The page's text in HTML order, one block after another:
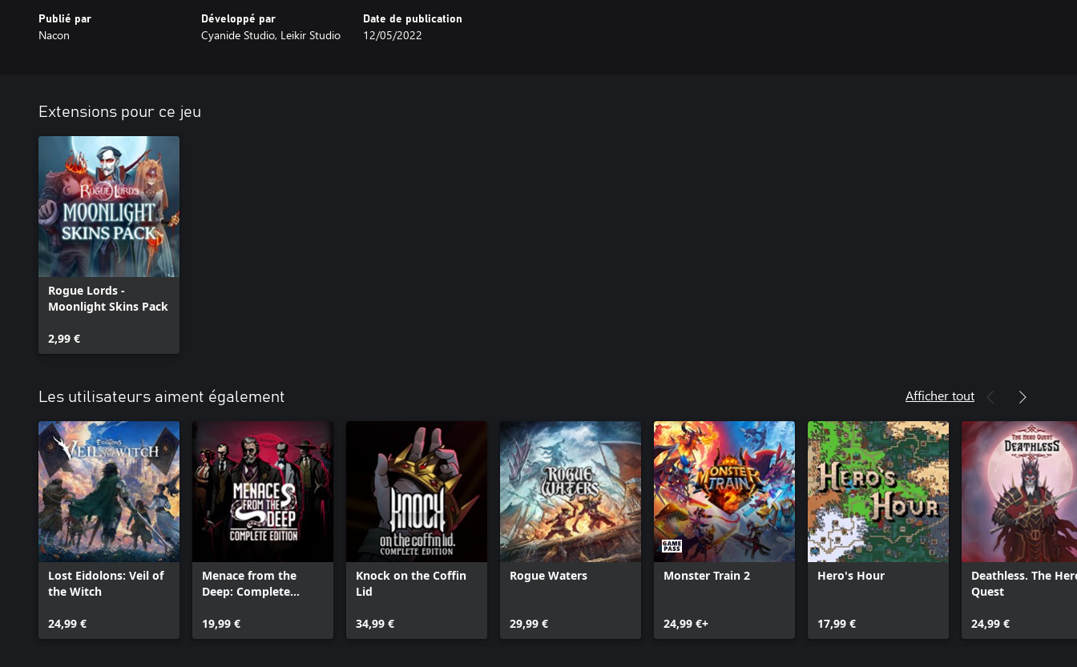
Publié par
Nacon
Développé par
Cyanide Studio, Leikir Studio
Date de publication
12/05/2022
Extensions pour ce jeu
Rogue Lords -
Moonlight Skins Pack
2,99 €
Les utilisateurs aiment également Afficher tout
Lost Eidolons: Veil of
the Witch
24,99 €
Menace from the
Deep: Complete
19,99 €
Knock on the Coffin
Lid
34,99 €
Rogue Waters
29,99 €
Monster Train 2
24,99 €+
Hero's Hour
17,99 €
Deathless. The
Quest
24,99 €